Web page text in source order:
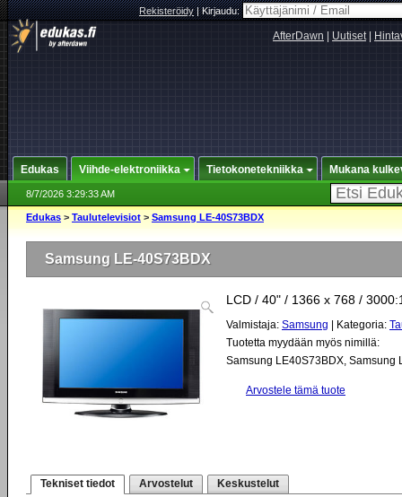
Rekisteröidy|Kirjaudu:
AfterDawn Uutiset|
Edukas Viihde-elektroniikka Tietokonetekniikka Mukana
8/7/2026 3:29:33 AM
Edukas > Taulutelevisiot > Samsung LE-40S73BDX
Samsung LE-40S73BDX
LCD / 40" / 1366 x 768 /
Valmistaja: Samsung | Kategoria:
Tuotetta myydään myös nimillä:
Samsung LE40S73BDX, Samsung
Arvostele tämä tuote
Tekniset tiedot Arvostelut Keskustelut